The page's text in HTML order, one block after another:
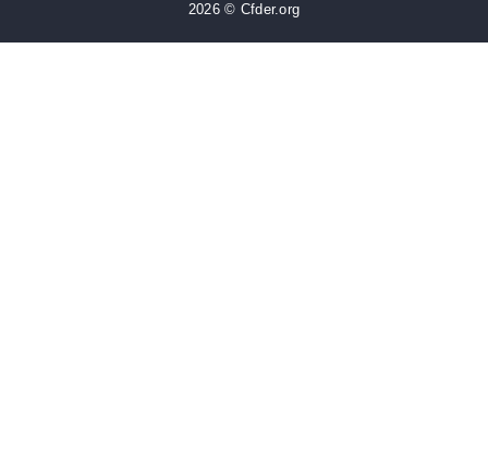
2026 © Cfder.org